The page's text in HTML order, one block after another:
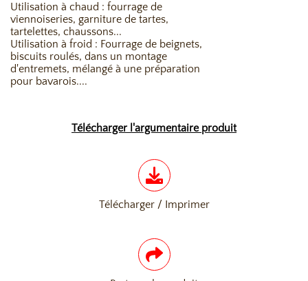
Utilisation à chaud : fourrage de
viennoiseries, garniture de tartes,
tartelettes, chaussons...
Utilisation à froid : Fourrage de beignets,
biscuits roulés, dans un montage
d'entremets, mélangé à une préparation
pour bavarois....
Télécharger l'argumentaire produit
Télécharger / Imprimer